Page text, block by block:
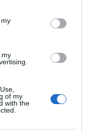
my
of my
with the
una trucada
enèrgicament.
fabricant els
permetre una
empresa que
cinc els seus
2.600 milions
persones.